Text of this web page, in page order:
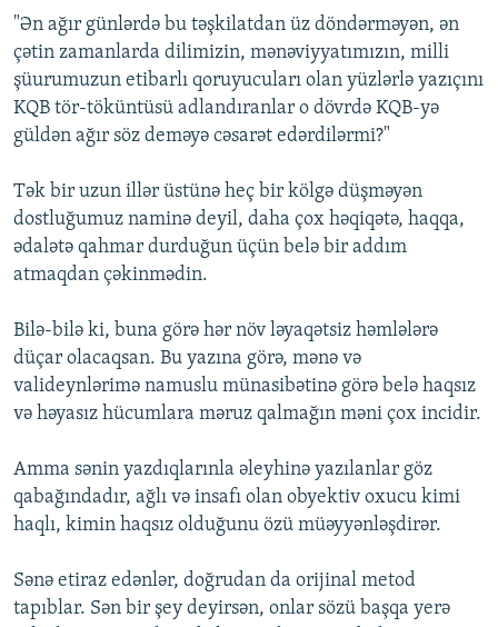
"Ən ağır günlərdə bu təşkilatdan üz döndərməyən, ən
çətin zamanlarda dilimizin, mənəviyyatımızın, milli
şüurumuzun etibarlı qoruyucuları olan yüzlərlə yazıçını
KQB tör-töküntüsü adlandıranlar o dövrdə KQB-yə
güldən ağır söz deməyə cəsarət edərdilərmi?"
Tək bir uzun illər üstünə heç bir kölgə düşməyən
dostluğumuz naminə deyil, daha çox həqiqətə, haqqa,
ədalətə qahmar durduğun üçün belə bir addım
atmaqdan çəkinmədin.
Bilə-bilə ki, buna görə hər növ ləyaqətsiz həmlələrə
düçar olacaqsan. Bu yazına görə, mənə və
valideynlərimə namuslu münasibətinə görə belə haqsız
və həyasız hücumlara məruz qalmağın məni çox incidir.
Amma sənin yazdıqlarınla əleyhinə yazılanlar göz
qabağındadır, ağlı və insafı olan obyektiv oxucu kimi
haqlı, kimin haqsız olduğunu özü müəyyənləşdirər.
Sənə etiraz edənlər, doğrudan da orijinal metod
tapıblar. Sən bir şey deyirsən, onlar sözü başqa yerə